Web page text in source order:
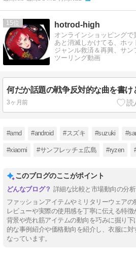
15 hotrod-high
オンラインショッピング
あと消滅しかけてる、ホ
ジャンル救済＆再興、サ
ツーリング動画
3ヶ月前
#amd #android #スズキ #suzuki
#xiaomi #サンフレッチェ広島 #ryzen
このブログのここがポイント
詳細な比較と市場動向の分析
ファッションアイテムやミリタリーウェア
レビューや実際の使用感を丁寧に伝える特
背景や売れ筋アイテムの動向を巧みに掘り
的な事例紹介や価格動向を紹介し、衣服に
なっています。